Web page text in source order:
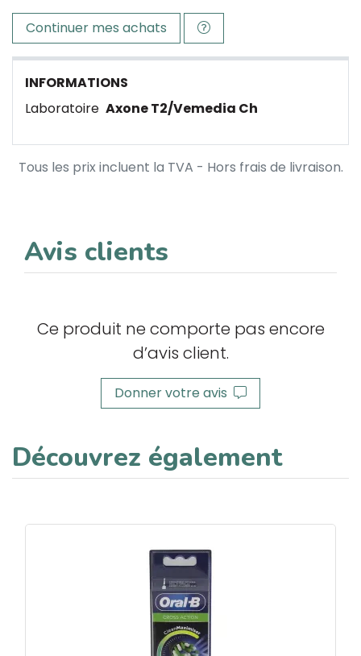
Continuer mes achats
INFORMATIONS
Laboratoire Axone T2/Vemedia Ch
Tous les prix incluent la TVA - Hors frais de livraison.
Avis clients
Ce produit ne comporte pas encore
d’avis client.
Donner votre avis
Découvrez également